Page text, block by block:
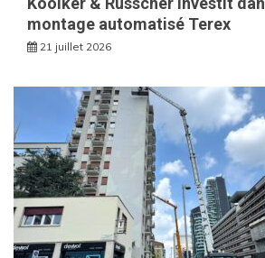
montage automatisé Terex
21 juillet 2026